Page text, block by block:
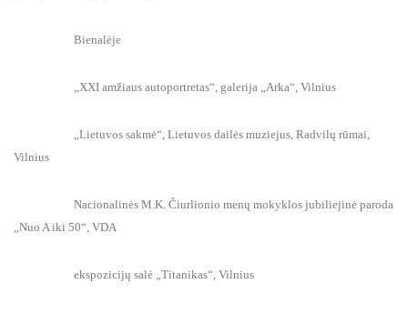
Bienalėje
„XXI amžiaus autoportretas“, galerija „Arka“, Vilnius
„Lietuvos sakmė“, Lietuvos dailės muziejus, Radvilų rūmai,
Vilnius
Nacionalinės M.K. Čiurlionio menų mokyklos jubiliejinė paroda
„Nuo A iki 50“, VDA
ekspozicijų salė „Titanikas“, Vilnius